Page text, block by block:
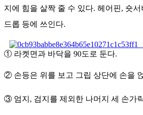
지에 힘을 살짝 줄 수 있다. 헤어핀, 숏
드롭 등에 쓰인다.
① 라켓면과 바닥을 90도로 둔다.
② 손등은 위를 보고 그립 상단에 손을
③ 엄지, 검지를 제외한 나머지 세 손가